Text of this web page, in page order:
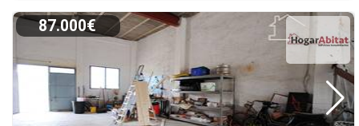
87.000€